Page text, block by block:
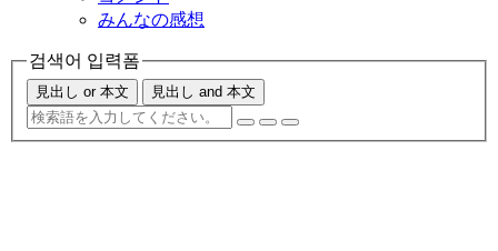
みんなの感想
검색어 입력폼
見出し or 本文 見出し and 本文